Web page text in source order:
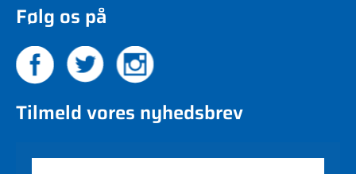
Følg os på
Tilmeld vores nyhedsbrev